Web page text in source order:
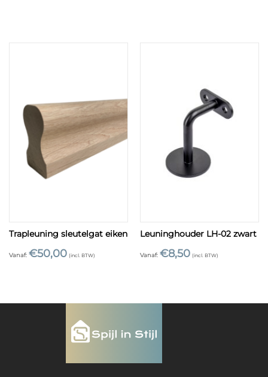
Trapleuning sleutelgat eiken
Vanaf: €50,00 (incl. BTW)
Leuninghouder LH-02 zwart
Vanaf: €8,50 (incl. BTW)